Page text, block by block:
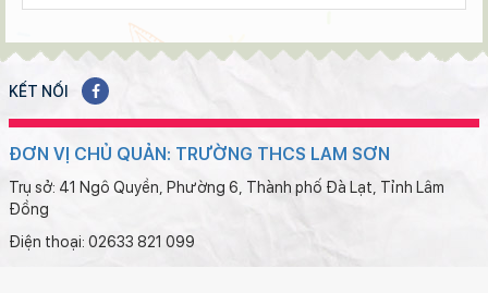
KẾT NỐI
ĐƠN VỊ CHỦ QUẢN: TRƯỜNG THCS LAM SƠN
Trụ sở: 41 Ngô Quyền, Phường 6, Thành phố Đà Lạt, Tỉnh Lâm
Đồng
Điện thoại: 02633 821 099